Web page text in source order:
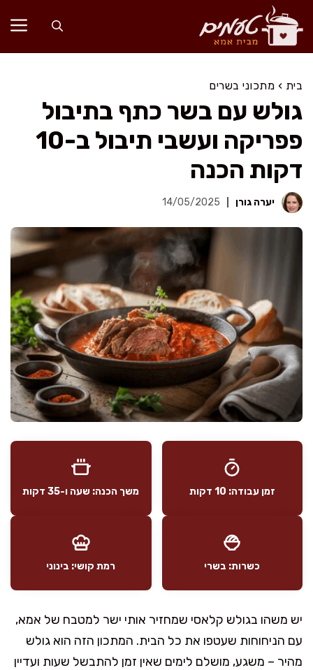
לדלג
לתוכן
בית › מתכוני בשרים
גולש עם בשר כתף בתיבול
פפריקה ועשבי תיבול ב-10
דקות הכנה
יערה גורן 14/05/2025
זמן עבודה: 10 דקות משך הכנה: שעה ו-35 דקות
כשרות: בשרי רמת קושי: בינוני
יש משהו בגולש קלאסי שמחזיר אותי ישר למטבח של אמא,
עם הניחוחות שעטפו את כל הבית. המתכון הזה הוא גולש
מהיר – משגע, מושלם לימים שאין זמן להתבשל שעות ועדיין